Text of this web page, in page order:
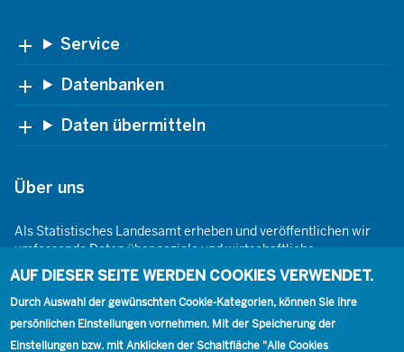
Footer Service
Datenbanken
Daten übermitteln
Über uns
Als Statistisches Landesamt erheben und veröffentlichen wir
umfassende Daten über soziale und wirtschaftliche
Gegebenheiten. Dabei sind wir den Grundsätzen der Neutralität,
Objektivität, wissenschaftlichen Unabhängigkeit und der
statistischen Geheimhaltung verpflichtet.
AUF DIESER SEITE WERDEN COOKIES VERWENDET.
Durch Auswahl der gewünschten Cookie-Kategorien, können Sie ihre
persönlichen Einstellungen vornehmen. Mit der Speicherung der
Einstellungen bzw. mit Anklicken der Schaltfläche "Alle Cookies